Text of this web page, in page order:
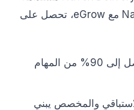
من خلال دمج Navex Delivery مع eGrow، تحصل على
أتمتة ما يصل إلى 90% من المهام
والمخصص يبني